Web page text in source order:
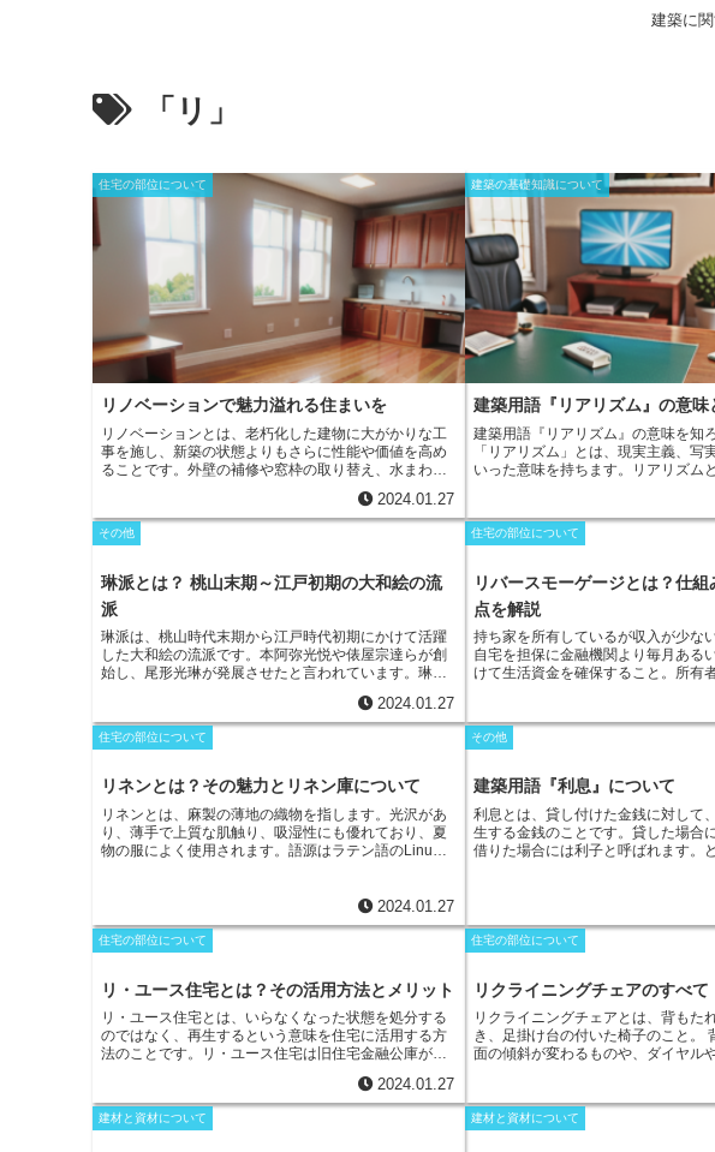
建築に
「リ」
住宅の部位について
リノベーションで魅力溢れる住まいを
リノベーションとは、老朽化した建物に大がかりな工
事を施し、新築の状態よりもさらに性能や価値を高め
ること です。外壁の補修や窓枠の取り替え、水まわり
フォーム」「模様替え」がある。厳密に言えば「リフ
ォーム」は建築物のある部分を同等の材料・形状・寸
法でつくり替え、老朽化した建物を新築同様に戻すこ
同義で、室内の家具の配置を変更するなど別の仕様で
つくり替え、性能や品質を回復させる内装工事のこ
と。だが昨今では模様替え、リフォーム、リノベーシ
ョンは混同されている場合が多く、その位置づけもあ
いまいとなっている。
2024.01.27
建築の基礎知識について
建築用語『リアリズム』の意味
建築用語『リアリズム』の意味を知
「リアリズム」とは、現実主義、写
いった意味を持ちます。リアリズム
いてリアリズムとは、建物の外観や
のありのままの姿を表現することを
リズム建築は、装飾を排し、シンプ
リズム建築の代表的な例としては、
の「サヴォア邸」や、ミース・ファ
の「ファーンズワース邸」などがあ
その他
琳派とは？ 桃山末期～江戸初期の大和絵の流
派
琳派は、桃山時代末期から江戸時代初期にかけて活躍
した大和絵の流派です。 本阿弥光悦や俵屋宗達 らが創
始し、 尾形光琳が発展させたと言われています。琳派
用したり、大胆な構図や色彩を用いたりするのが特徴
です。琳派の歴史は、本阿弥光悦が京都で蒔絵師とし
て活躍していた16世紀末に始まると言われています。
施したり、宗達の絵を模写したりしていました。光悦
の蒔絵には、宗達の絵画の影響が強く見られます。17
世紀初頭には、俵屋宗達が京都で活躍し、琳派の様式
を確立しました。宗達は、金箔や銀箔を多用した装飾
的な絵画を描き、大胆な構図や色彩を用いて新しい表
その後、18世紀初めに尾形光琳が活躍
し、琳派をさらに発展させました。光琳の絵画は、宗
達の絵画よりも繊細で優美な作風で、当時の貴族や文
成させた人物であり、琳派を代表する画家の一人とし
て知られています。
2024.01.27
住宅の部位について
リバースモーゲージとは？仕
点を解説
持ち家を所有しているが収入が少な
自宅を担保に金融機関より毎月ある
けて生活資金を確保すること。 所有
れている。所有している自宅を金融
提供し、融資を受けられるのがリバ
だ。住宅ローンとは異なり、
を行っていくが、リバースモーゲー
利息と手数料を毎月の融資金から差
け取る仕組みになっている。元利金
一括返済されるが、その際には住宅
宅を担保にして新たにローンを組む
住宅の部位について
リネンとは？その魅力とリネン庫について
リネン とは、麻製の薄地の織物を指します。光沢があ
り、薄手で上質な肌触り、吸湿性にも優れており、夏
物の服によく使用されます。語源はラテン語のLinum
れる布製品の総称にもなりました。これは、テーブル
クロスやシーツ、タオルなどの多くがもともと麻製だ
ったことに由来しています。これらの
ておく場所をリネンクローゼット
2024.01.27
その他
建築用語『利息』について
利息とは、貸し付けた金銭に対して
生する金銭のことです。貸した場合
借りた場合には利子と呼ばれます。
利息という表現が使われます。利息
現金の価値が、現在と将来で異なる
な価値は変化するため、この差額を
が使われます。金利の高さは、その
住宅の部位について
リ・ユース住宅とは？その活用方法とメリット
リ・ユース住宅とは、 いらなくなった状態を処分する
のではなく、再生するという意味を住宅に活用する方
法のことです。リ・ユース住宅は旧住宅金融公庫が中
ら変更していったものであり、中古住宅購入融資が
リ・ユース住宅購入融資になり、優良中古もリ・ユー
スプラスと変更されています。建築後2年を超えた場合
2024.01.27
住宅の部位について
リクライニングチェアのすべて
リクライニングチェアとは、背もた
き、足掛け台の付いた椅子のこと。
面の傾斜が変わるものや、 ダイヤル
トは背骨のS字カーブを支えるもの
調整する。アームレストによって首
減でき、 キャスター付きのものも多
建材と資材について 建材と資材について